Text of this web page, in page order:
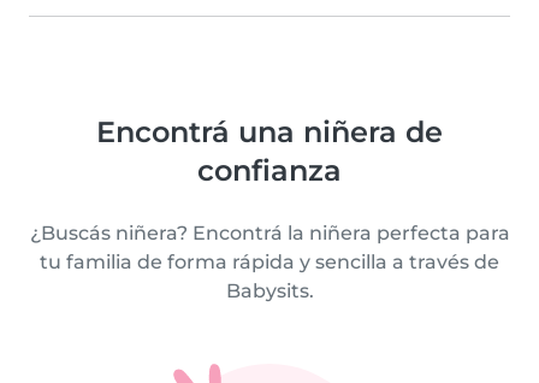
Encontrá una niñera de
confianza
¿Buscás niñera? Encontrá la niñera perfecta para
tu familia de forma rápida y sencilla a través de
Babysits.